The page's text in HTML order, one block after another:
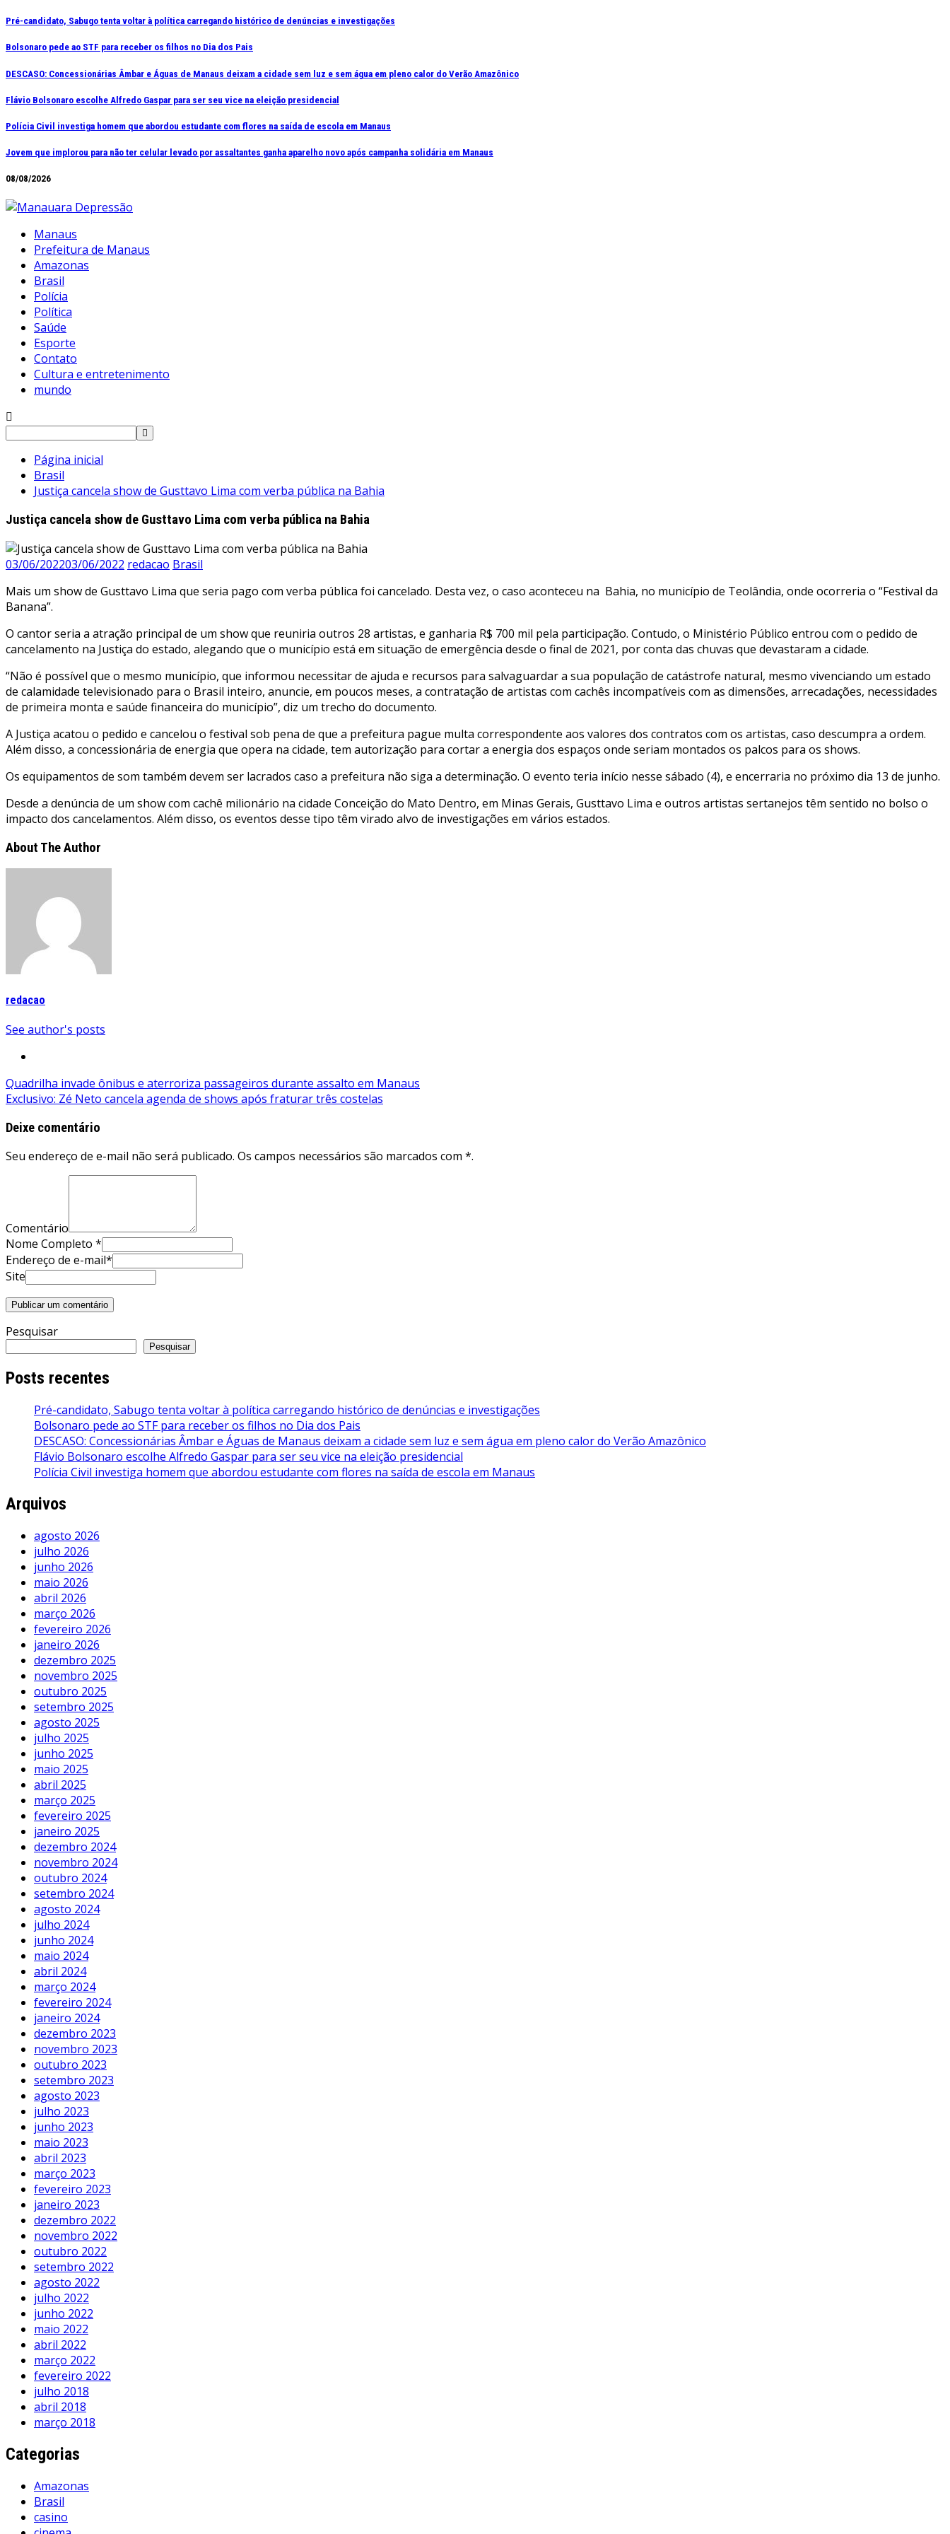
Ir
o
conteúdo
Pré-candidato, Sabugo tenta voltar à política carregando histórico de denúncias e investigações
Bolsonaro pede ao STF para receber os filhos no Dia dos Pais
DESCASO: Concessionárias Âmbar e Águas de Manaus deixam a cidade sem luz e sem água em pleno calor do Verão Amazônico
Flávio Bolsonaro escolhe Alfredo Gaspar para ser seu vice na eleição presidencial
Polícia Civil investiga homem que abordou estudante com flores na saída de escola em Manaus
Jovem que implorou para não ter celular levado por assaltantes ganha aparelho novo após campanha solidária em Manaus
08/08/2026
Manaus
Prefeitura de Manaus
Amazonas
Brasil
Polícia
Política
Saúde
Esporte
Contato
Cultura e entretenimento
mundo
Pesquisar
Página inicial
Brasil
Justiça cancela show de Gusttavo Lima com verba pública na Bahia
Justiça cancela show de Gusttavo Lima com verba pública na Bahia
03/06/202203/06/2022 redacao Brasil
Mais um show de Gusttavo Lima que seria pago com verba pública foi cancelado. Desta vez, o caso aconteceu na Bahia, no município de Teolândia, onde ocorreria o “Festival da
Banana”.
O cantor seria a atração principal de um show que reuniria outros 28 artistas, e ganharia R$ 700 mil pela participação. Contudo, o Ministério Público entrou com o pedido de
cancelamento na Justiça do estado, alegando que o município está em situação de emergência desde o final de 2021, por conta das chuvas que devastaram a cidade.
“Não é possível que o mesmo município, que informou necessitar de ajuda e recursos para salvaguardar a sua população de catástrofe natural, mesmo vivenciando um estado
de calamidade televisionado para o Brasil inteiro, anuncie, em poucos meses, a contratação de artistas com cachês incompatíveis com as dimensões, arrecadações, necessidades
de primeira monta e saúde financeira do município”, diz um trecho do documento.
A Justiça acatou o pedido e cancelou o festival sob pena de que a prefeitura pague multa correspondente aos valores dos contratos com os artistas, caso descumpra a ordem.
Além disso, a concessionária de energia que opera na cidade, tem autorização para cortar a energia dos espaços onde seriam montados os palcos para os shows.
Os equipamentos de som também devem ser lacrados caso a prefeitura não siga a determinação. O evento teria início nesse sábado (4), e encerraria no próximo dia 13 de junho.
Desde a denúncia de um show com cachê milionário na cidade Conceição do Mato Dentro, em Minas Gerais, Gusttavo Lima e outros artistas sertanejos têm sentido no bolso o
impacto dos cancelamentos. Além disso, os eventos desse tipo têm virado alvo de investigações em vários estados.
About The Author
redacao
See author's posts
Navegação
de
Post
Quadrilha invade ônibus e aterroriza passageiros durante assalto em Manaus
Exclusivo: Zé Neto cancela agenda de shows após fraturar três costelas
Deixe comentário
Seu endereço de e-mail não será publicado. Os campos necessários são marcados com *.
Comentário
Nome Completo *
Endereço de e-mail*
Site
Pesquisar
Pesquisar
Posts recentes
Pré-candidato, Sabugo tenta voltar à política carregando histórico de denúncias e investigações
Bolsonaro pede ao STF para receber os filhos no Dia dos Pais
DESCASO: Concessionárias Âmbar e Águas de Manaus deixam a cidade sem luz e sem água em pleno calor do Verão Amazônico
Flávio Bolsonaro escolhe Alfredo Gaspar para ser seu vice na eleição presidencial
Polícia Civil investiga homem que abordou estudante com flores na saída de escola em Manaus
Arquivos
agosto 2026
julho 2026
junho 2026
maio 2026
abril 2026
março 2026
fevereiro 2026
janeiro 2026
dezembro 2025
novembro 2025
outubro 2025
setembro 2025
agosto 2025
julho 2025
junho 2025
maio 2025
abril 2025
março 2025
fevereiro 2025
janeiro 2025
dezembro 2024
novembro 2024
outubro 2024
setembro 2024
agosto 2024
julho 2024
junho 2024
maio 2024
abril 2024
março 2024
fevereiro 2024
janeiro 2024
dezembro 2023
novembro 2023
outubro 2023
setembro 2023
agosto 2023
julho 2023
junho 2023
maio 2023
abril 2023
março 2023
fevereiro 2023
janeiro 2023
dezembro 2022
novembro 2022
outubro 2022
setembro 2022
agosto 2022
julho 2022
junho 2022
maio 2022
abril 2022
março 2022
fevereiro 2022
julho 2018
abril 2018
março 2018
Categorias
Amazonas
Brasil
casino